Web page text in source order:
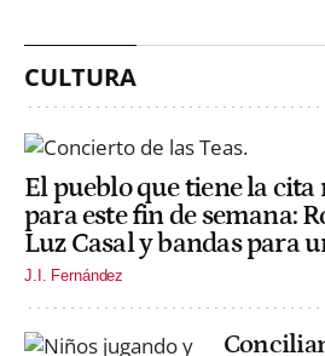
CULTURA
El pueblo que tiene la
para este fin de semana:
Luz Casal y bandas para
J.I. Fernández